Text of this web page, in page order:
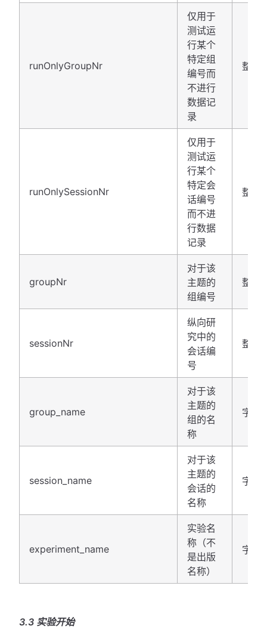
runOnlyGroupNr
仅用于
测试运
行某个
特定组
编号而
不进行
数据记
录
整数
runOnlySessionNr
仅用于
测试运
行某个
特定会
话编号
而不进
行数据
记录
整数
groupNr
对于该
主题的
组编号
整数
sessionNr
纵向研
究中的
会话编
号
整数
group_name
对于该
主题的
组的名
称
字符
session_name
对于该
主题的
会话的
名称
字符
experiment_name
实验名
称（不
是出版
名称）
字符
3.3 实验开始